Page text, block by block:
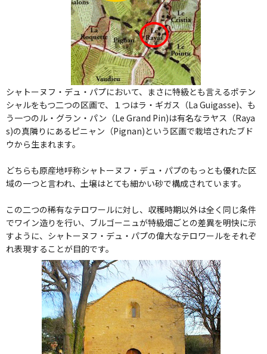
シャトーヌフ・デュ・パプにおいて、まさに特級とも言えるポテン
シャルをもつ二つの区画で、１つはラ・ギガス（La Guigasse)、も
う一つのル・グラン・パン（Le Grand Pin)は有名なラヤス（Raya
s)の真隣りにあるピニャン（Pignan)という区画で栽培されたブド
ウから生まれます。
どちらも原産地呼称シャトーヌフ・デュ・パプのもっとも優れた区
域の一つと言われ、土壌はとても細かい砂で構成されています。
この二つの稀有なテロワールに対し、収穫時期以外は全く同じ条件
でワイン造りを行い、ブルゴーニュが特級畑ごとの差異を明快に示
すように、シャトーヌフ・デュ・パプの偉大なテロワールをそれぞ
れ表現することが目的です。